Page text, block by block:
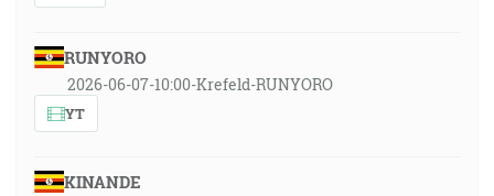
RUNYORO
2026-06-07-10:00-Krefeld-RUNYORO
YT
KINANDE